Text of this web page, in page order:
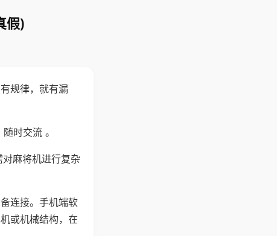
假)
规律，就有漏
时交流 。
麻将机进行复杂
连接。手机端软
或机械结构，在